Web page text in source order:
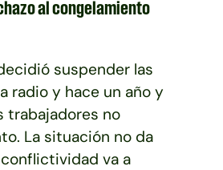
al congelamiento
suspender las
radio y hace un año y
trabajadores no
La situación no da
va a